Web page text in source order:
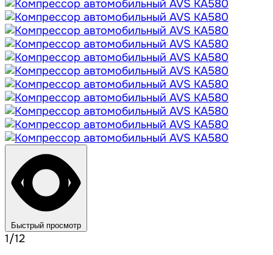
Быстрый просмотр
1/12